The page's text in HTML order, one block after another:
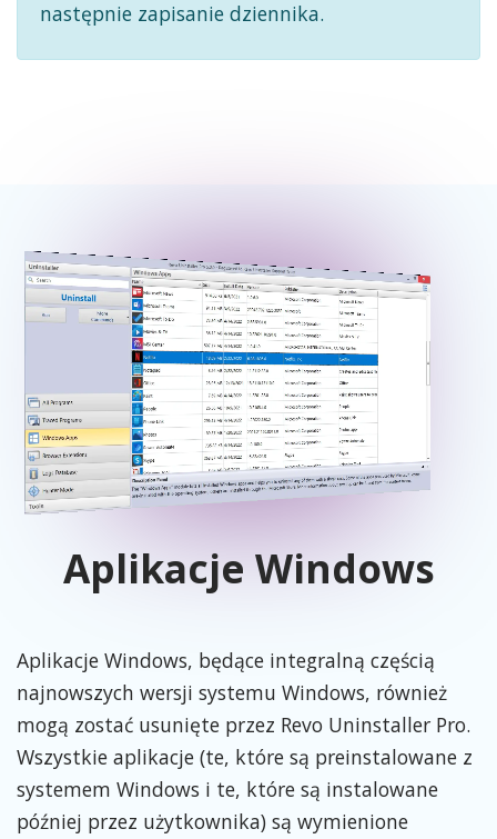
następnie zapisanie dziennika.
Aplikacje Windows
Aplikacje Windows, będące integralną częścią
najnowszych wersji systemu Windows, również
mogą zostać usunięte przez Revo Uninstaller Pro.
Wszystkie aplikacje (te, które są preinstalowane z
systemem Windows i te, które są instalowane
później przez użytkownika) są wymienione